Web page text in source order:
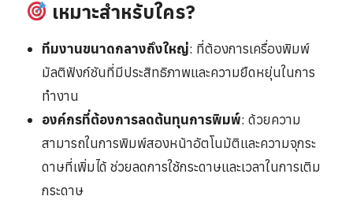
เหมาะสำหรับใคร?
ทีมงานขนาดกลางถึงใหญ่: ที่ต้องการเครื่องพิมพ์
มัลติฟังก์ชันที่มีประสิทธิภาพและความยืดหยุ่นในการ
ทำงาน
องค์กรที่ต้องการลดต้นทุนการพิมพ์: ด้วยความ
สามารถในการพิมพ์สองหน้าอัตโนมัติและความจุกระ
ดาษที่เพิ่มได้ ช่วยลดการใช้กระดาษและเวลาในการเติม
กระดาษ